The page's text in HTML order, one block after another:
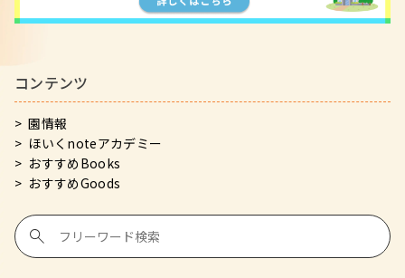
コンテンツ
園情報
ほいくnoteアカデミー
おすすめBooks
おすすめGoods